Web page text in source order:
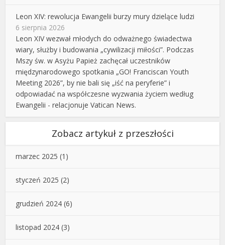
Leon XIV: rewolucja Ewangelii burzy mury dzielące ludzi
6 sierpnia 2026
Leon XIV wezwał młodych do odważnego świadectwa
wiary, służby i budowania „cywilizacji miłości”. Podczas
Mszy św. w Asyżu Papież zachęcał uczestników
międzynarodowego spotkania „GO! Franciscan Youth
Meeting 2026”, by nie bali się „iść na peryferie” i
odpowiadać na współczesne wyzwania życiem według
Ewangelii - relacjonuje Vatican News.
Zobacz artykuł z przeszłości
marzec 2025 (1)
styczeń 2025 (2)
grudzień 2024 (6)
listopad 2024 (3)